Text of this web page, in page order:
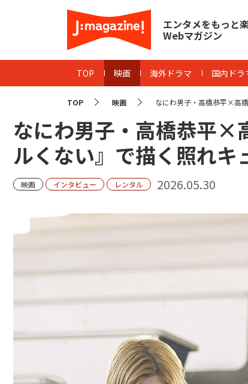
エンタメをもっと
Webマガジン
TOP 映画 海外ドラマ 国内ドラ
TOP 映画 なにわ男子・高橋恭平×高
なにわ男子・高橋恭平×
ルくない』で描く照れキ
映画 インタビュー レンタル 2026.05.30